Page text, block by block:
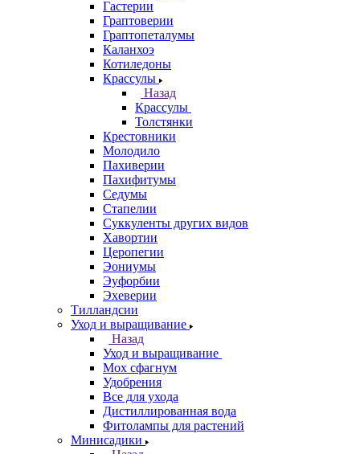
Гастерии
Граптоверии
Граптопеталумы
Каланхоэ
Котиледоны
Крассулы
Назад
Крассулы
Толстянки
Крестовники
Молодило
Пахиверии
Пахифитумы
Седумы
Стапелии
Суккуленты других видов
Хавортии
Церопегии
Эониумы
Эуфорбии
Эхеверии
Тилландсии
Уход и выращивание
Назад
Уход и выращивание
Мох сфагнум
Удобрения
Все для ухода
Дистиллированная вода
Фитолампы для растений
Минисадики